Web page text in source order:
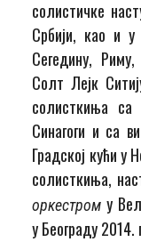
солистичке
Србији, као и
Сегедину,
Солт Лејк
солисткиња
Синагоги и са
Градској кући у
солисткиња,
оркестром у
у Београду 2014.